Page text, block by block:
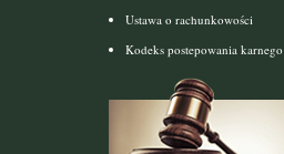
Ustawa o rachunkowości
Kodeks postepowania karnego